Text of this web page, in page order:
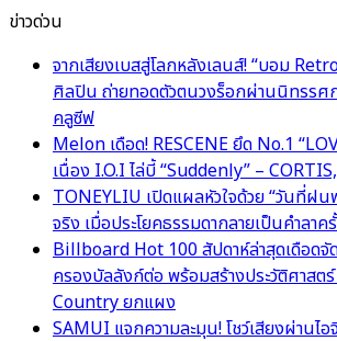
ข่าวด่วน
จากเสียงเบสสู่โลกหลังเลนส์! “บอม
ศิลปิน ถ่ายทอดตัวตนวงร็อกผ่านนิทรรศ
คลูซีฟ
Melon เดือด! RESCENE ยึด No.1
เนื่อง I.O.I ไล่บี้ “Suddenly” –
TONEYLIU เปิดแผลหัวใจด้วย “วันที่ฝน
จริง เมื่อประโยคธรรมดากลายเป็นคำลาค
Billboard Hot 100 สัปดาห์ล่าสุดเดือดจั
ครองบัลลังก์ต่อ พร้อมสร้างประวัติศาสต
Country ยกแผง
SAMUI แจกความละมุน! โชว์เสียงผ่าน